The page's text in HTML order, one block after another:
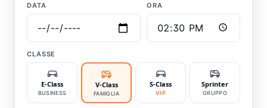
DATA ORA
CLASSE
E-Class
BUSINESS
V-Class
FAMIGLIA
S-Class
VIP
Sprinter
GRUPPO